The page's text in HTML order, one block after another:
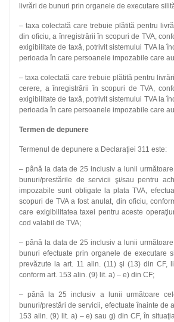
livrări de bunuri prin organele de executare
– taxa colectată care trebuie plătită pentru
din oficiu, a înregistrării în scopuri de TVA,
exigibilitate de taxă, potrivit sistemului TVA la
perioada în care persoanele impozabile care
– taxa colectată care trebuie plătită pentru
cerere, a înregistrării în scopuri de TVA,
exigibilitate de taxă, potrivit sistemului TVA la
perioada în care persoanele impozabile care
Termen de depunere
Termenul de depunere a Declaraţiei 311 este:
– până la data de 25 inclusiv a lunii
bunuri/prestările de servicii şi/sau pentru
impozabile sunt obligate la plata TVA,
scopuri de TVA a fost anulat, din oficiu,
care exigibilitatea taxei pentru aceste
cod valabil de TVA;
– până la data de 25 inclusiv a lunii
bunuri efectuate prin organele de executare
prevăzute la art. 11 alin. (11) şi (13) din CF,
conform art. 153 alin. (9) lit. a) – e) din CF;
– până la 25 inclusiv a lunii următoare
bunuri/prestări de servicii, efectuate înainte de
153 alin. (9) lit. a) – e) sau g) din CF, în